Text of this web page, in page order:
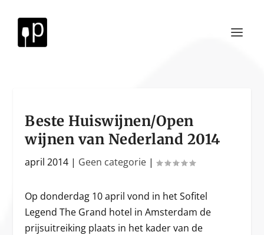
Beste Huiswijnen/Open
wijnen van Nederland 2014
april 2014 | Geen categorie |
Op donderdag 10 april vond in het Sofitel
Legend The Grand hotel in Amsterdam de
prijsuitreiking plaats in het kader van de